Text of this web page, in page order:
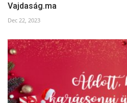
Vajdaság.ma
Dec 22, 2023